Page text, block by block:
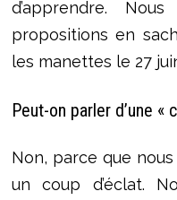
d’apprendre.
propositions en
les manettes le 27
Peut-on parler d’une «
Non, parce que
un coup d’éclat.